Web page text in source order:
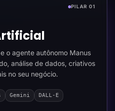
PILAR 01
o agente autônomo Manus
análise de dados, criativos
no seu negócio.
Gemini DALL-E